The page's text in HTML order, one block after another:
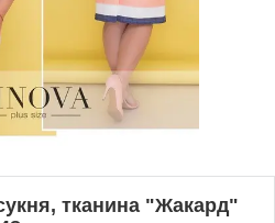
тканина "Жакард"